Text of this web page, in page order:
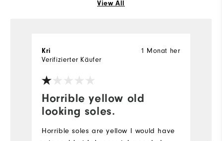
View All
Horrible yellow old
looking soles.
1 Monat her
Kri
Verifizierter Käufer
Horrible soles are yellow I would have